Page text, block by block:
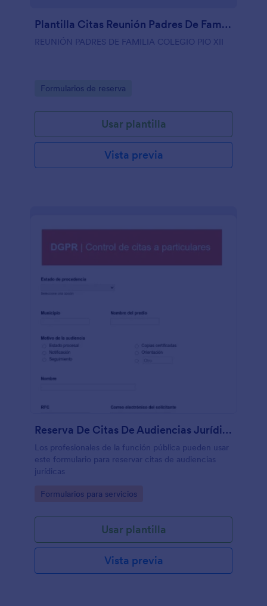
Plantilla Citas Reunión Padres De Familia
REUNIÓN PADRES DE FAMILIA COLEGIO PIO XII
Go to Category:
Formularios de reserva
Usar plantilla
Vista previa
Reserva De Citas De Audiencias Jurídicas
Los profesionales de la función pública pueden usar
este formulario para reservar citas de audiencias
jurídicas
Go to Category:
Formularios para servicios
Usar plantilla
Vista previa